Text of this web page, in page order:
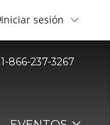
Iniciar sesión
1-866-237-3267